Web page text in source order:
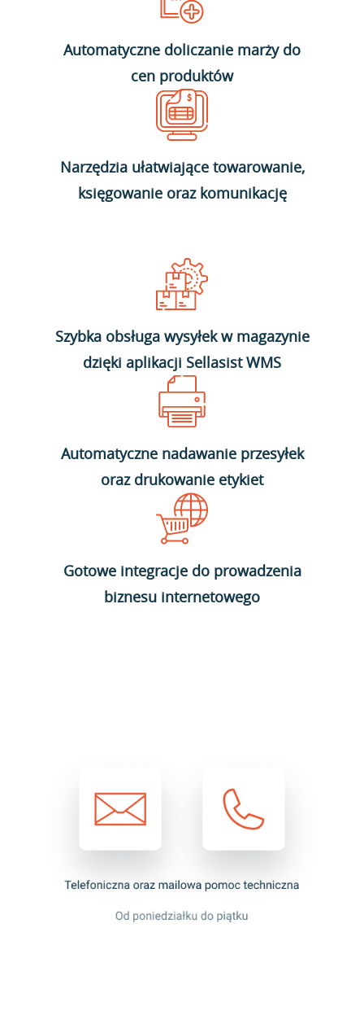
Automatyczne doliczanie marży do
cen produktów
Narzędzia ułatwiające towarowanie,
księgowanie oraz komunikację
Szybka obsługa wysyłek w magazynie
dzięki aplikacji Sellasist WMS
Automatyczne nadawanie przesyłek
oraz drukowanie etykiet
Gotowe integracje do prowadzenia
biznesu internetowego